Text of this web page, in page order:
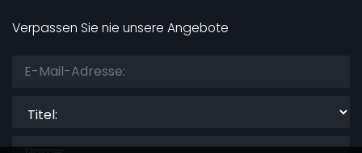
Verpassen Sie nie unsere Angebote